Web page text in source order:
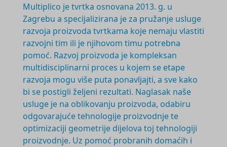
Multiplico je tvrtka osnovana 2013. g. u
Zagrebu a specijalizirana je za pružanje usluge
razvoja proizvoda tvrtkama koje nemaju vlastiti
razvojni tim ili je njihovom timu potrebna
pomoć. Razvoj proizvoda je kompleksan
multidisciplinarni proces u kojem se etape
razvoja mogu više puta ponavljajti, a sve kako
bi se postigli željeni rezultati. Naglasak naše
usluge je na oblikovanju proizvoda, odabiru
odgovarajuće tehnologije proizvodnje te
optimizaciji geometrije dijelova toj tehnologiji
proizvodnje. Uz pomoć probranih domaćih i